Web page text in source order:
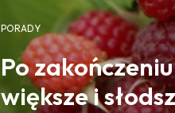
PORADY
Po
większe i